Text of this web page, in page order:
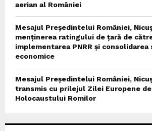
aerian al României
Mesajul Președintelui României,
menținerea ratingului de țară de
implementarea PNRR și
economice
Mesajul Președintelui României,
transmis cu prilejul Zilei Europene de
Holocaustului Romilor